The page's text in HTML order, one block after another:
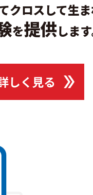
クロスして生
を提供します
しく見る